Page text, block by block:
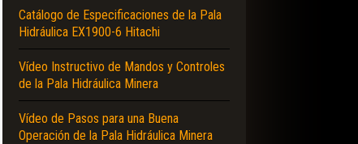
Catálogo de Especificaciones de la Pala
Hidráulica EX1900-6 Hitachi
Vídeo Instructivo de Mandos y Controles
de la Pala Hidráulica Minera
Vídeo de Pasos para una Buena
Operación de la Pala Hidráulica Minera